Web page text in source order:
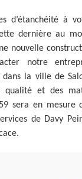
d’étanchéité à
dernière au
nouvelle
notre
la ville de
qualité et des
sera en mesure
de Davy